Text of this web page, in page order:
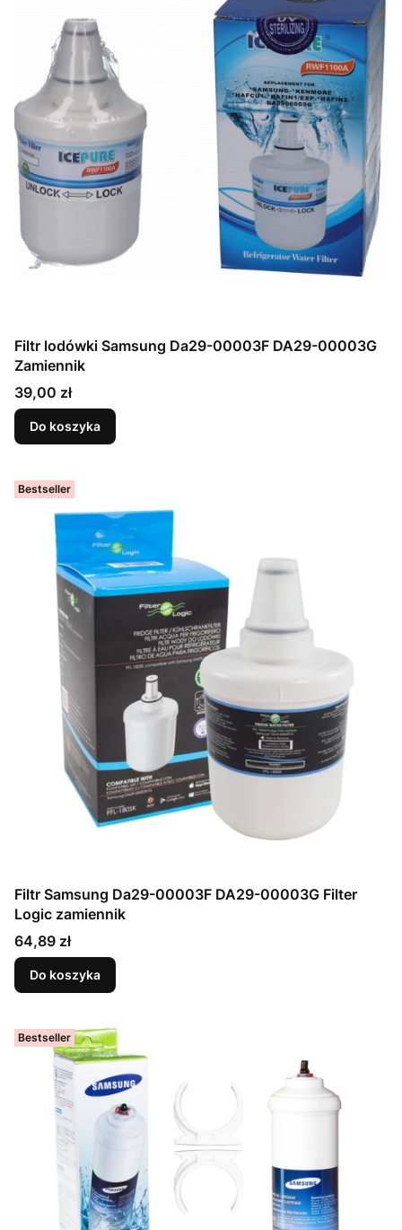
Filtr lodówki Samsung Da29-00003F DA29-00003G
Zamiennik
Cena
39,00 zł
Do koszyka
Bestseller
Filtr Samsung Da29-00003F DA29-00003G Filter
Logic zamiennik
Cena
64,89 zł
Do koszyka
Bestseller